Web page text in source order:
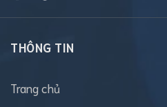
THÔNG TIN
Trang chủ